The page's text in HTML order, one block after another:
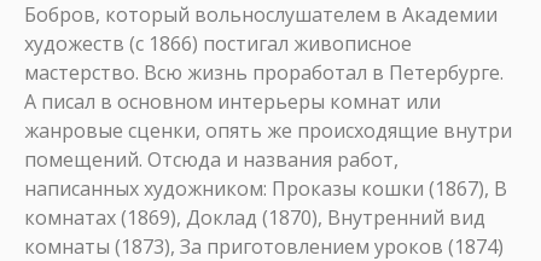
Бобров, который вольнослушателем в Академии
художеств (с 1866) постигал живописное
мастерство. Всю жизнь проработал в Петербурге.
А писал в основном интерьеры комнат или
жанровые сценки, опять же происходящие внутри
помещений. Отсюда и названия работ,
написанных художником: Проказы кошки (1867), В
комнатах (1869), Доклад (1870), Внутренний вид
комнаты (1873), За приготовлением уроков (1874)